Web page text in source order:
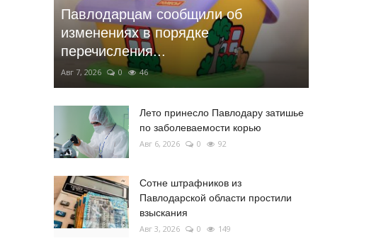
Павлодарцам сообщили об
изменениях в порядке
перечисления...
Авг 7, 2026 0 46
Лето принесло Павлодару затишье
по заболеваемости корью
Авг 6, 2026 0 92
Сотне штрафников из
Павлодарской области простили
взыскания
Авг 3, 2026 0 149